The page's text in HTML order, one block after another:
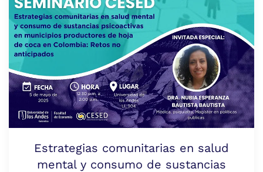
Estrategias comunitarias en salud
mental y consumo de sustancias